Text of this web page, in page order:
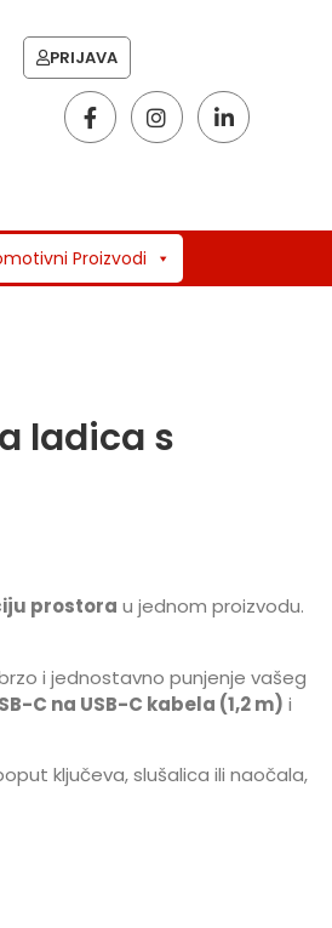
PRIJAVA
Proizvodi
ladica s
prostora u jednom proizvodu.
i jednostavno punjenje vašeg
C na USB-C kabela (1,2 m) i
ključeva, slušalica ili naočala,